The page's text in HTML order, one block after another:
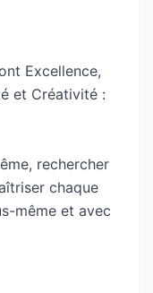
défis de la
dans
au Maroc et à
Polytechnique
de
de son
d’ingénieur et
Excellence,
et Créativité :
rechercher
chaque
même et avec